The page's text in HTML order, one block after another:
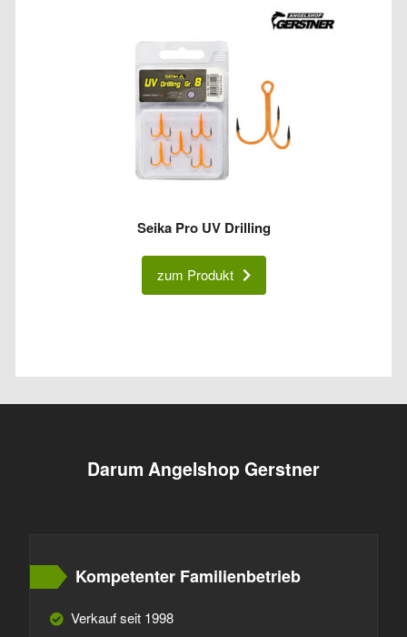
Seika Pro UV Drilling
zum Produkt
Darum Angelshop Gerstner
Kompetenter Familienbetrieb
Verkauf seit 1998